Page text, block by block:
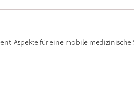
Aspekte für eine mobile medizinische